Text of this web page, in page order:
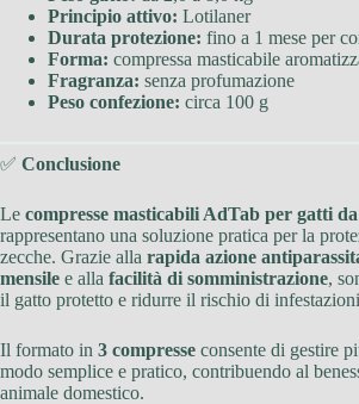
Principio attivo: Lotilaner
Durata protezione: fino a 1 mese per
Forma: compressa masticabile
Fragranza: senza profumazione
Peso confezione: circa 100 g
✅ Conclusione
Le compresse masticabili AdTab per gatti
rappresentano una soluzione pratica per la
zecche. Grazie alla rapida azione
mensile e alla facilità di somministrazione,
il gatto protetto e ridurre il rischio di
Il formato in 3 compresse consente di gestire
modo semplice e pratico, contribuendo al
animale domestico.